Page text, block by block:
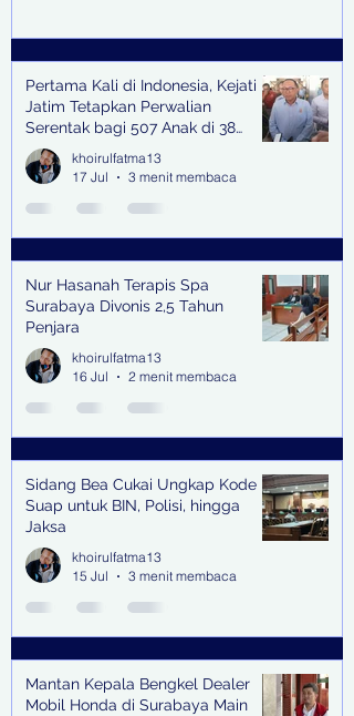
Pertama Kali di Indonesia, Kejati
Jatim Tetapkan Perwalian
Serentak bagi 507 Anak di 38
Kabupaten & Kota
khoirulfatma13
17 Jul
3 menit membaca
Nur Hasanah Terapis Spa
Surabaya Divonis 2,5 Tahun
Penjara
khoirulfatma13
16 Jul
2 menit membaca
Sidang Bea Cukai Ungkap Kode
Suap untuk BIN, Polisi, hingga
Jaksa
khoirulfatma13
15 Jul
3 menit membaca
Mantan Kepala Bengkel Dealer
Mobil Honda di Surabaya Main